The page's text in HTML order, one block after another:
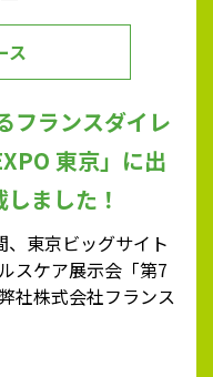
ス
フランスダイレ
東京」に出
ました！
東京ビッグサイト
スケア展示会「第7
社株式会社フランス